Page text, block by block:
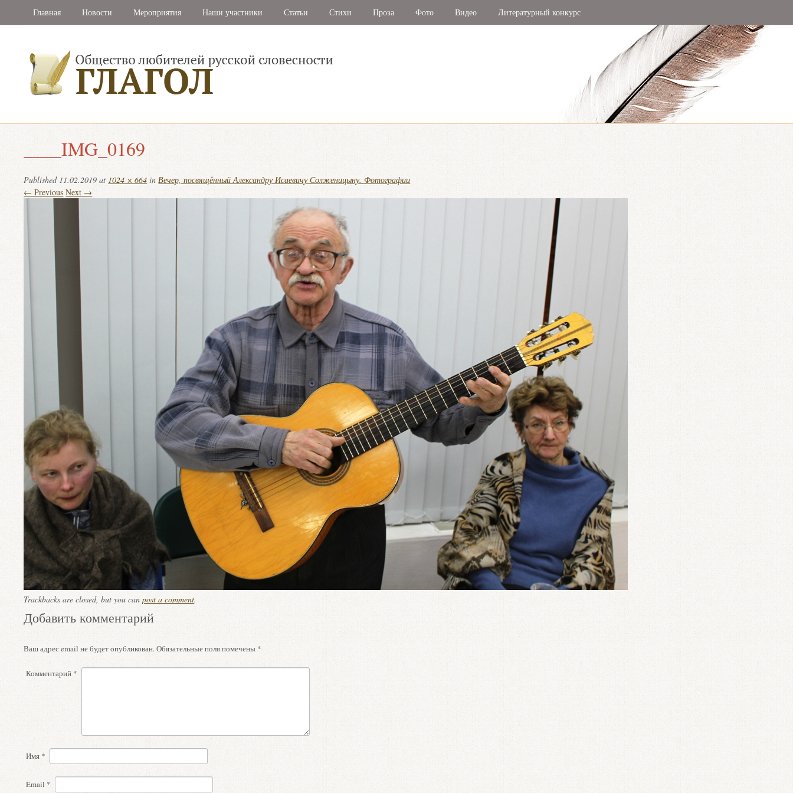
Главная Новости Мероприятия Наши участники Статьи Стихи Проза Фото Видео Литературный конкурс
____IMG_0169
Published 11.02.2019 at 1024 × 664 inВечер, посвящённый Александру Исаевичу Солженицыну. Фотографии
← Previous Next →
Trackbacks are closed, but you canpost a comment.
Добавить комментарий
Ваш адрес email не будет опубликован.Обязательные поля помечены *
Комментарий *
Имя *
Email *